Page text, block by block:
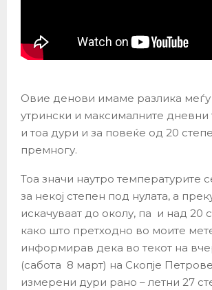
Овие денови имаме разлика меѓу
утрински и максималните дневни
и тоа дури и за повеќе од 20
премногу.
Тоа значи наутро температурите
за некој степен под нулата, а
искачуваат до околу, па и над 20
како што претходно во моите
информирав дека во текот на
(сабота 8 март) на Скопје
измерени дури рано – летни 27